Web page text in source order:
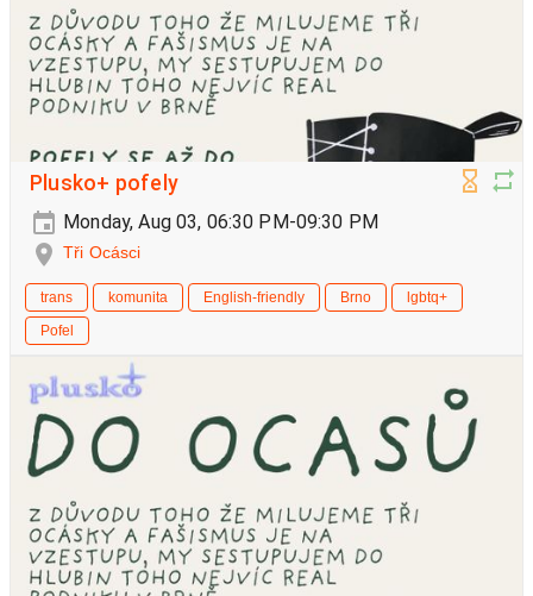
Plusko+ pofely
Monday, Aug 03, 06:30 PM-09:30 PM
Tři Ocásci
trans komunita English-friendly Brno
lgbtq+
Pofel